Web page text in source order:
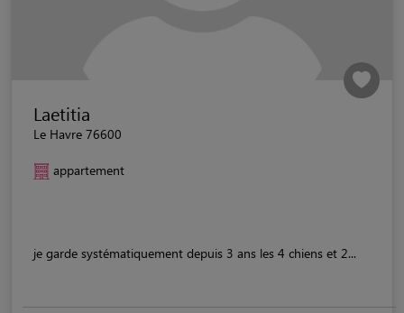
Laetitia
Le Havre 76600
appartement
je garde systématiquement depuis 3 ans les 4 chiens et 2...